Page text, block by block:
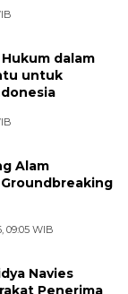
dalam
untuk
Alam
09:05 WIB
Navies
Penerima